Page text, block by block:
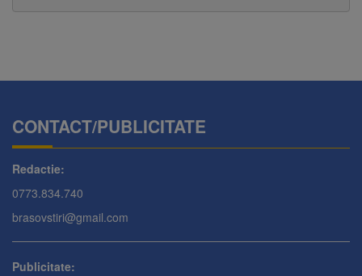
CONTACT/PUBLICITATE
Redactie:
0773.834.740
brasovstiri@gmail.com
Publicitate: